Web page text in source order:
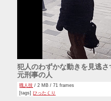
犯人のわずかな動きを見逃
元刑事の人
職人技 / 2 MB / 71 frames
[tags]ひったくり